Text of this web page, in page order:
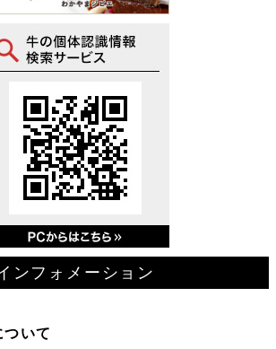
ンフォメーション
いて